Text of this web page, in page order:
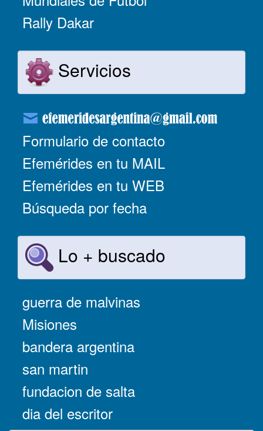
Rally Dakar
Servicios
Formulario de contacto
Efemérides en tu MAIL
Efemérides en tu WEB
Búsqueda por fecha
Lo + buscado
guerra de malvinas
Misiones
bandera argentina
san martin
fundacion de salta
dia del escritor